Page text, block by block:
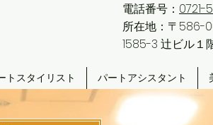
電話番号： 0721-
所在地：〒586-
1585-3 辻ビル１
トスタイリスト パートアシスタント